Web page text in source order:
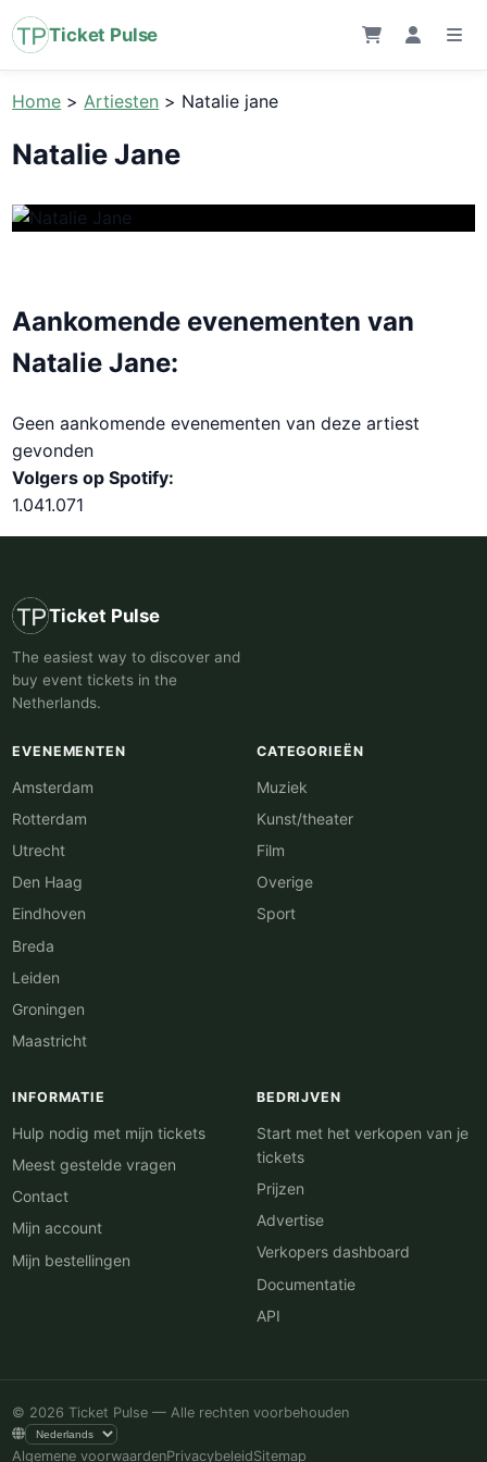
Ticket Pulse
Home >Artiesten > Natalie jane
Natalie Jane
Aankomende evenementen van
Natalie Jane:
Geen aankomende evenementen van deze artiest
gevonden
Volgers op Spotify:
1.041.071
Ticket Pulse
The easiest way to discover and
buy event tickets in the
Netherlands.
EVENEMENTEN
Amsterdam
Rotterdam
Utrecht
Den Haag
Eindhoven
Breda
Leiden
Groningen
Maastricht
CATEGORIEËN
Muziek
Kunst/theater
Film
Overige
Sport
INFORMATIE
Hulp nodig met mijn tickets
Meest gestelde vragen
Contact
Mijn account
Mijn bestellingen
BEDRIJVEN
Start met het verkopen van je
tickets
Prijzen
Advertise
Verkopers dashboard
Documentatie
API
© 2026 Ticket Pulse — Alle rechten voorbehouden
Algemene voorwaardenPrivacybeleidSitemap